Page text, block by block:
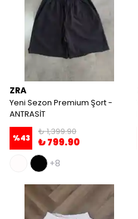
ZRA
Yeni Sezon Premium Şort -
ANTRASİT
%43
₺ 1,399.90
₺ 799.90
+8